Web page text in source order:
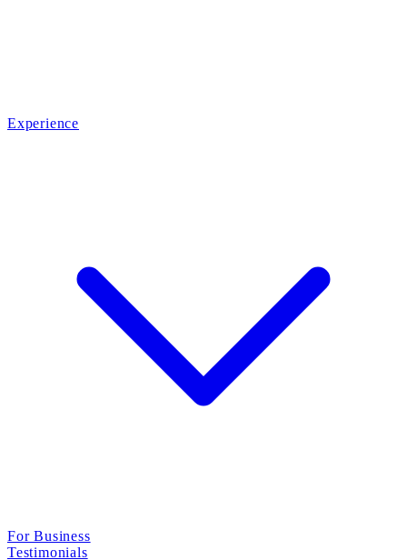
Experience
For Business
Testimonials